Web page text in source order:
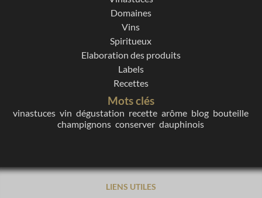
Domaines
Vins
Spiritueux
Elaboration des produits
Labels
Recettes
Mots clés
vinastuces vin dégustation recette arôme blog bouteille
champignons conserver dauphinois
LIENS UTILES